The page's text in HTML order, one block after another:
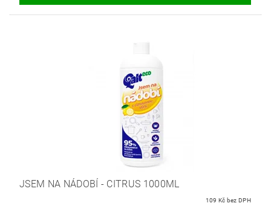
JSEM NA NÁDOBÍ - CITRUS 1000ML
109 Kč bez DPH